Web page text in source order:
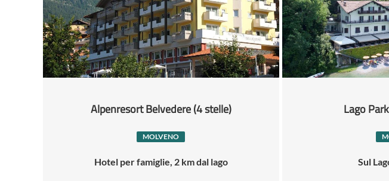
Alpenresort Belvedere (4 stelle)
MOLVENO
Hotel per famiglie, 2 km dal lago
Lago
Sul